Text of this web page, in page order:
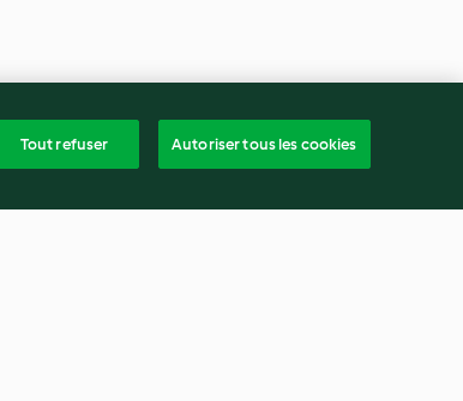
Tout refuser Autoriser tous les cookies